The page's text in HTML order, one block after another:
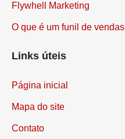
Flywhell Marketing
O que é um funil de vendas
Links úteis
Página inicial
Mapa do site
Contato